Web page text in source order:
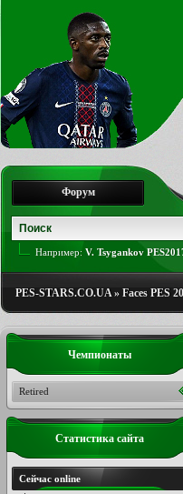
Форум
Например: V. Tsygankov
PES-STARS.CO.UA» Faces PES
Чемпионаты
Retired
Статистика сайта
Сейчас online